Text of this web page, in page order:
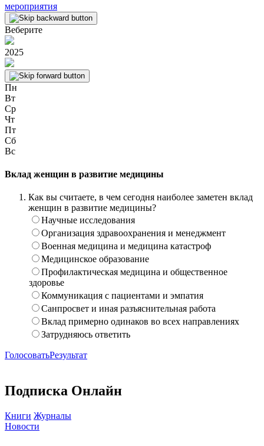
мероприятия
Веберите
2025
Пн
Вт
Ср
Чт
Пт
Сб
Вс
Вклад женщин в развитие медицины
Как вы считаете, в чем сегодня наиболее заметен вклад
женщин в развитие медицины?
Научные исследования
Организация здравоохранения и менеджмент
Военная медицина и медицина катастроф
Медицинское образование
Профилактическая медицина и общественное
здоровье
Коммуникация с пациентами и эмпатия
Санпросвет и иная разъяснительная работа
Вклад примерно одинаков во всех направлениях
Затрудняюсь ответить
ГолосоватьРезультат
Подписка Онлайн
Книги Журналы
Новости